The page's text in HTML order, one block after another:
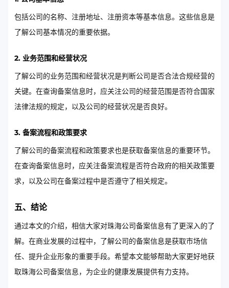
包括公司的名称、注册地址、注册资本等基本信息。这些信息是
了解公司基本情况的重要依据。
2. 业务范围和经营状况
了解公司的业务范围和经营状况是判断公司是否合法合规经营的
关键。在查询备案信息时，应关注公司的经营范围是否符合国家
法律法规的规定，以及公司的经营状况是否良好。
3. 备案流程和政策要求
了解公司的备案流程和政策要求也是获取备案信息的重要环节。
在查询备案信息时，应关注备案流程是否符合政府的相关政策要
求，以及公司在备案过程中是否遵守了相关规定。
五、结论
通过本文的介绍，相信大家对珠海公司备案信息有了更深入的了
解。在商业发展的过程中，了解公司的备案信息是获取市场信
任、提升企业形象的重要手段。希望本文能够帮助大家更好地获
取珠海公司备案信息，为企业的健康发展提供有力支持。